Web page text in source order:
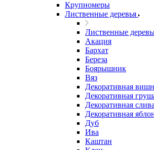
Крупномеры
Лиственные деревья
Лиственные
Акация
Бархат
Береза
Боярышник
Вяз
Декоративная
Декоративная
Декоративная слива
Декоративная
Дуб
Ива
Каштан